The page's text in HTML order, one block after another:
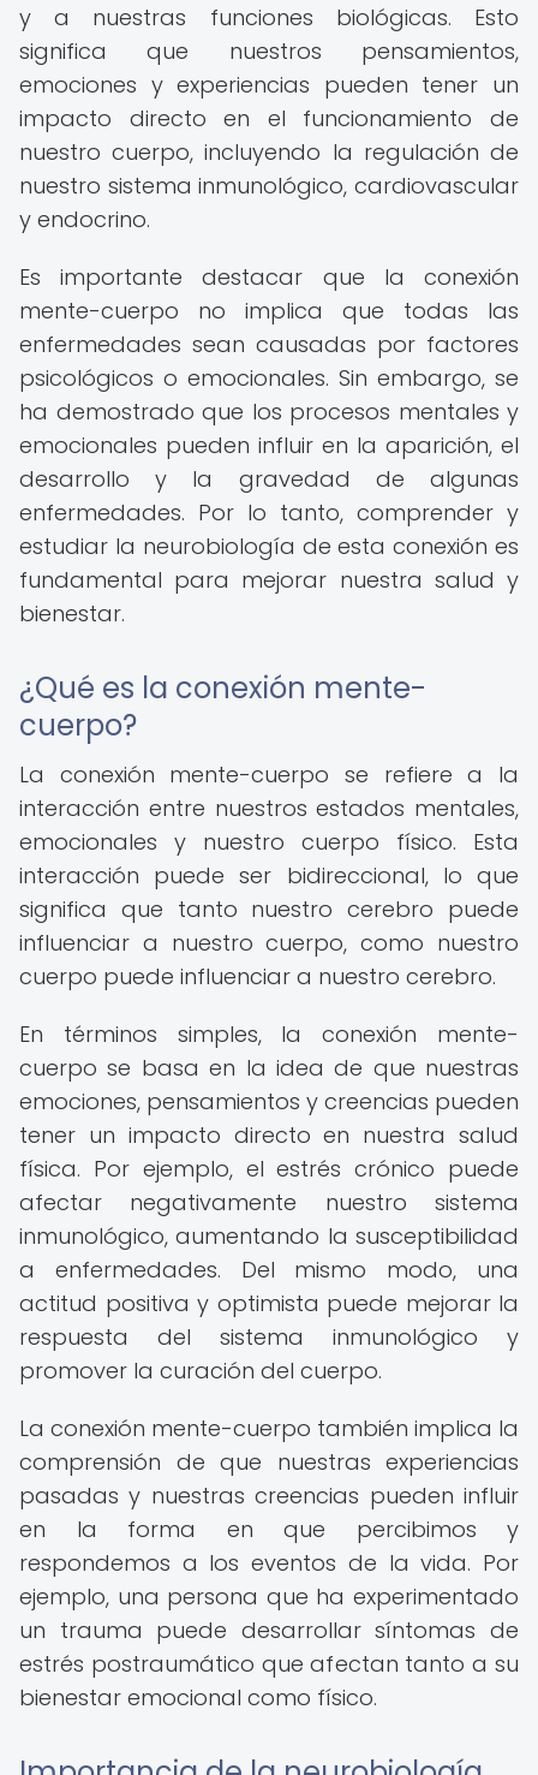
y a nuestras funciones biológicas. Esto
significa que nuestros pensamientos,
emociones y experiencias pueden tener un
impacto directo en el funcionamiento de
nuestro cuerpo, incluyendo la regulación de
nuestro sistema inmunológico, cardiovascular
y endocrino.
Es importante destacar que la conexión
mente-cuerpo no implica que todas las
enfermedades sean causadas por factores
psicológicos o emocionales. Sin embargo, se
ha demostrado que los procesos mentales y
emocionales pueden influir en la aparición, el
desarrollo y la gravedad de algunas
enfermedades. Por lo tanto, comprender y
estudiar la neurobiología de esta conexión es
fundamental para mejorar nuestra salud y
bienestar.
¿Qué es la conexión mente-
cuerpo?
La conexión mente-cuerpo se refiere a la
interacción entre nuestros estados mentales,
emocionales y nuestro cuerpo físico. Esta
interacción puede ser bidireccional, lo que
significa que tanto nuestro cerebro puede
influenciar a nuestro cuerpo, como nuestro
cuerpo puede influenciar a nuestro cerebro.
En términos simples, la conexión mente-
cuerpo se basa en la idea de que nuestras
emociones, pensamientos y creencias pueden
tener un impacto directo en nuestra salud
física. Por ejemplo, el estrés crónico puede
afectar negativamente nuestro sistema
inmunológico, aumentando la susceptibilidad
a enfermedades. Del mismo modo, una
actitud positiva y optimista puede mejorar la
respuesta del sistema inmunológico y
promover la curación del cuerpo.
La conexión mente-cuerpo también implica la
comprensión de que nuestras experiencias
pasadas y nuestras creencias pueden influir
en la forma en que percibimos y
respondemos a los eventos de la vida. Por
ejemplo, una persona que ha experimentado
un trauma puede desarrollar síntomas de
estrés postraumático que afectan tanto a su
bienestar emocional como físico.